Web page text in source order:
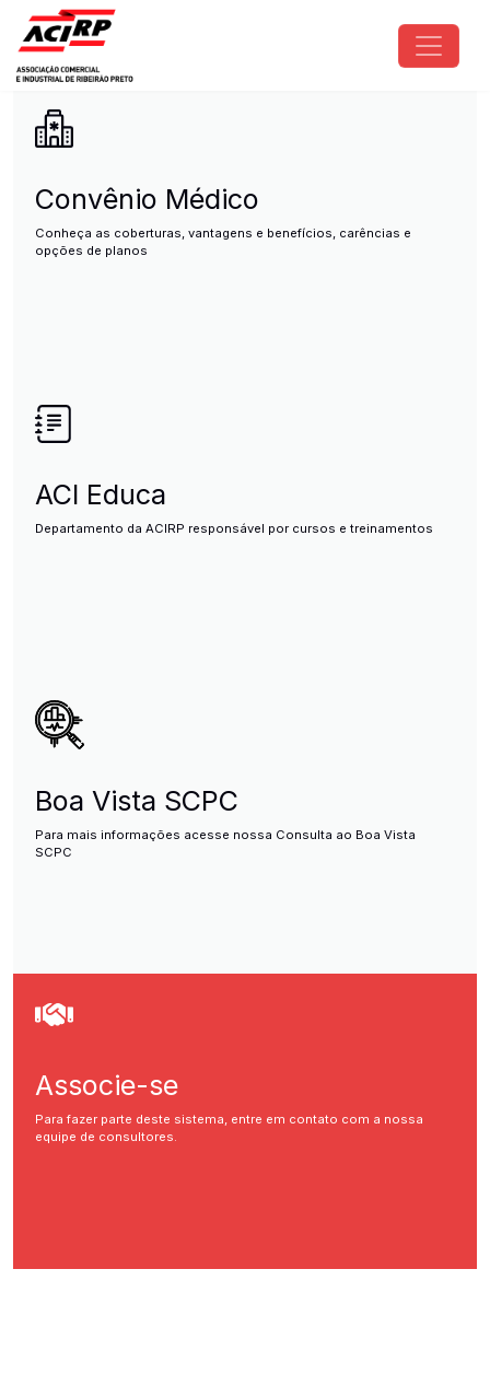
Pular para o conteúdo principal
ACIRP - Associação Comercial
Convênio Médico
Conheça as coberturas, vantagens e benefícios, carências e
opções de planos
ACI Educa
Departamento da ACIRP responsável por cursos e treinamentos
Boa Vista SCPC
Para mais informações acesse nossa Consulta ao Boa Vista
SCPC
Associe-se
Para fazer parte deste sistema, entre em contato com a nossa
equipe de consultores.